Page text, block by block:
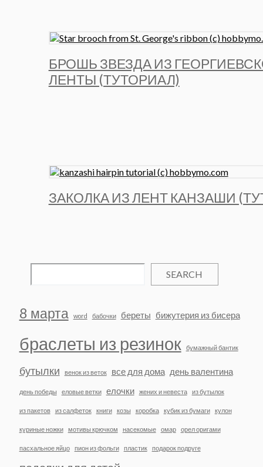
БРОШЬ ЗВЕЗДА ИЗ
ЛЕНТЫ (ТУТОРИАЛ)
ЗАКОЛКА ИЗ ЛЕНТ КАНЗАШИ
SEARCH
8 марта word бабочки береты бижутерия из бисера
браслеты из резинок бумажный бантик
бутылки венок из веток все для дома день валентина
день победы еловые ветки елочки жених и невеста из бутылок
из пакетов из салфеток книги козы коробка кубик из бумаги кулон
куриные ножки мотивы крючком насекомые омар орел оригами
пасхальное яйцо пион из фольги пластик подарок подруге